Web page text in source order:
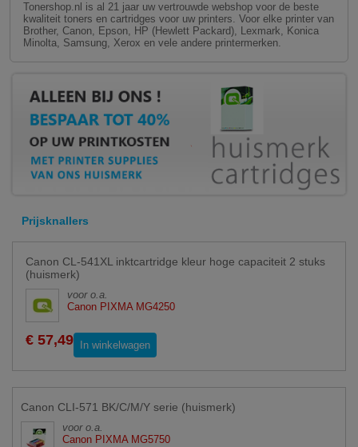
Tonershop.nl is al 21 jaar uw vertrouwde webshop voor de beste
kwaliteit toners en cartridges voor uw printers. Voor elke printer van
Brother, Canon, Epson, HP (Hewlett Packard), Lexmark, Konica
Minolta, Samsung, Xerox en vele andere printermerken.
Prijsknallers
Canon CL-541XL inktcartridge kleur hoge capaciteit 2 stuks
(huismerk)
voor o.a.
Canon PIXMA MG4250
€ 57,49 In winkelwagen
Canon CLI-571 BK/C/M/Y serie (huismerk)
voor o.a.
Canon PIXMA MG5750